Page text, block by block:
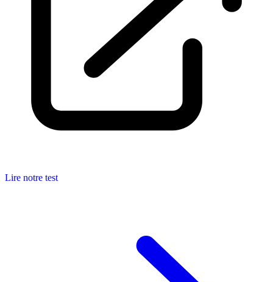
Lire notre test